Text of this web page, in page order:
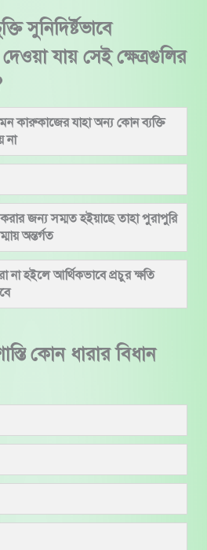
সুনিদির্ষ্টভাবে
যায় সেই ক্ষেত্রগুলির
কারুকাজের যাহা অন্য কোন ব্যক্তি
না
জন্য সম্মত হইয়াছে তাহা পুরাপুরি
অন্তর্গত
না হইলে আর্থিকভাবে প্রচুর ক্ষতি
কোন ধারার বিধান